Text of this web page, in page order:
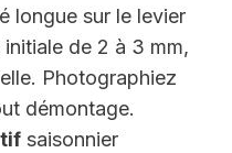
longue sur le levier
de 2 à 3 mm,
Photographiez
démontage.
saisonnier